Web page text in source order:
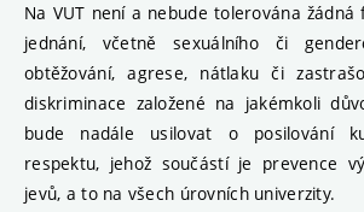
Na VUT není a nebude tolerována
jednání, včetně sexuálního či
obtěžování, agrese, nátlaku či
diskriminace založené na jakémkoli
bude nadále usilovat o posilování
respektu, jehož součástí je prevence
jevů, a to na všech úrovních univerzity.